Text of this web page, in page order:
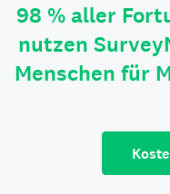
98 % aller
nutzen
Menschen für